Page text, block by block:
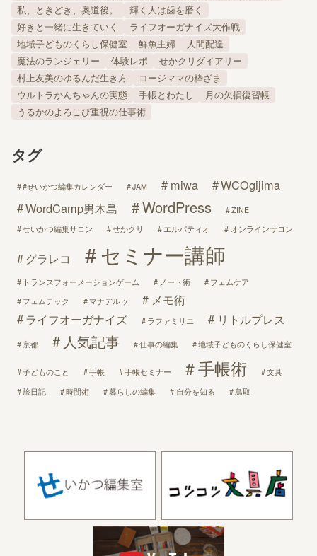
私、ときどき、奥道後。
輝く人は歯を磨く
好きと一緒に生きていく
ライフオーガナイズ大作戦
地域子どものくらし保健室
鮮魚主婦
人間配達
魔法のランジェリー
体験レポ
せかクリダイアリー
村上友美のゆるんだ生き方
コージママの粋ざま
ウルトラかんちゃんの実態
手帳とわたし
月の欠損復習帳
うるかのよろこび重視の仕事術
タグ
#せいかつ編集カレンダー JAM miwa
WCOgijima
WordCamp男木島
WordPress
ZINE
せいかつ編集サロン
せかクリ エルパティオ オンラインサロン
グラレコ セミナー講師
トランスフォーメーションゲーム ノート術
フェムケア
フェムテック
マナデルゥ
メモ術
ライフオーガナイズ
ラファミリエ リトルプレス
京都 人気記事 仕事の編集 地域子どものくらし保健室
子どものこと 手帳 手帳セミナー 手帳術
文具
旅日記
時間術 暮らしの編集 自分を知る 鳥取